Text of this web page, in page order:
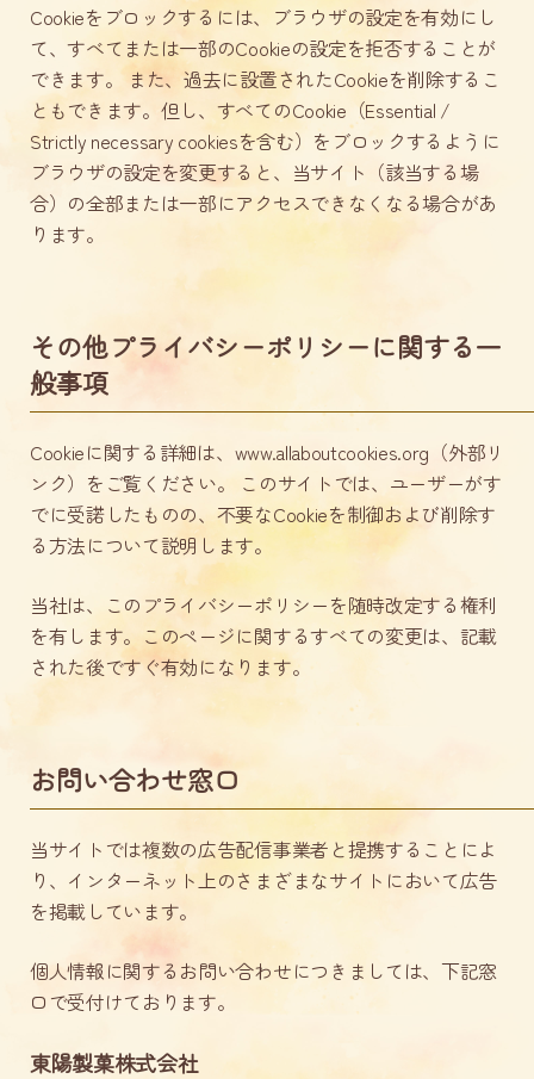
Cookieをブロックするには、ブラウザの設定を有効にし
て、すべてまたは一部のCookieの設定を拒否することが
できます。 また、過去に設置されたCookieを削除するこ
ともできます。但し、すべてのCookie（Essential /
Strictly necessary cookiesを含む）をブロックするように
ブラウザの設定を変更すると、当サイト（該当する場
合）の全部または一部にアクセスできなくなる場合があ
ります。
その他プライバシーポリシーに関する一
般事項
Cookieに関する詳細は、 www.allaboutcookies.org （外部リ
ンク）をご覧ください。 このサイトでは、ユーザーがす
でに受諾したものの、不要なCookieを制御および削除す
る方法について説明します。
当社は、このプライバシーポリシーを随時改定する権利
を有します。このページに関するすべての変更は、記載
された後ですぐ有効になります。
お問い合わせ窓口
当サイトでは複数の広告配信事業者と提携することによ
り、インターネット上のさまざまなサイトにおいて広告
を掲載しています。
個人情報に関するお問い合わせにつきましては、下記窓
口で受付けております。
東陽製菓株式会社